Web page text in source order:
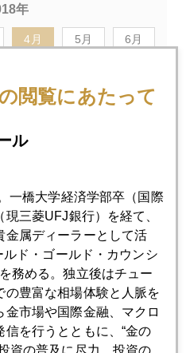
年
4月 5月 6月
、金復権、円高８０円も
閲覧にあたって
ル
一橋大学経済学部卒（国際
三菱UFJ銀行）を経て、
金属ディーラーとして活
ド・ゴールド・カウンシ
務める。独立後はチュー
の豊富な相場体験と人脈を
金市場や国際金融、マクロ
を行うとともに、“金の
資の普及に尽力。投資の